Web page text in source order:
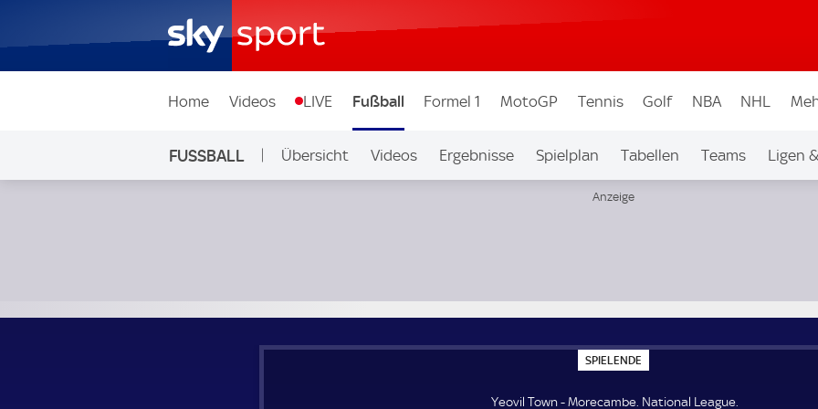
Home Videos LIVE Fußball Formel 1 MotoGP Tennis Golf NBA NHL
FUSSBALL Übersicht Videos Ergebnisse Spielplan Tabellen Teams Ligen
SPIELENDE
P
E
Yeovil Town - Morecambe. National League.